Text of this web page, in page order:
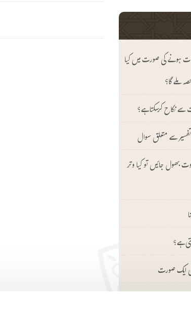
ہونے کی صورت میں کیا
ملے گا؟
سے نکاح کرسکتا ہے؟
سے متعلق سوال
بھول جائیں تو کیا وتر
ہے؟
ایک صورت